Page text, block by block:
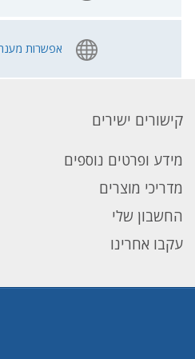
אפשרות
קישורים ישירים
מידע ופרטים נוספים
מדריכי מוצרים
החשבון שלי
עקבו אחרינו